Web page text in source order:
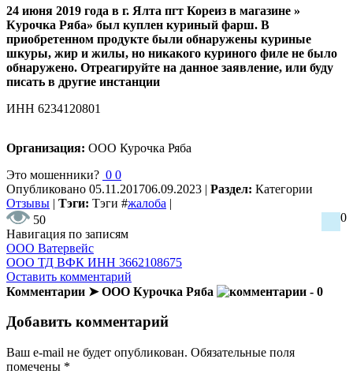
24 июня 2019 года в г. Ялта пгт Кореиз в магазине »
Курочка Ряба» был куплен куриный фарш. В
приобретенном продукте были обнаружены куриные
шкуры, жир и жилы, но никакого куриного филе не было
обнаружено. Отреагируйте на данное заявление, или буду
писать в другие инстанции
ИНН 6234120801
Организация: ООО Курочка Ряба
Это мошенники? 0 0
Опубликовано 05.11.201706.09.2023 | Раздел: Категории
Отзывы | Тэги: Тэги #жалоба |
50
0
Навигация по записям
ООО Ватервейс
ООО ТД ВФК ИНН 3662108675
Оставить комментарий
Комментарии ➤ ООО Курочка Ряба
- 0
Добавить комментарий
Ваш e-mail не будет опубликован. Обязательные поля
помечены *